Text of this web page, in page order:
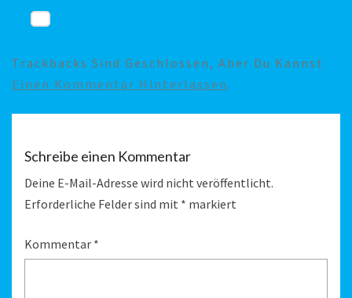
Trackbacks Sind Geschlossen, Aber Du Kannst
Einen Kommentar Hinterlassen .
Schreibe einen Kommentar
Deine E-Mail-Adresse wird nicht veröffentlicht.
Erforderliche Felder sind mit * markiert
Kommentar *